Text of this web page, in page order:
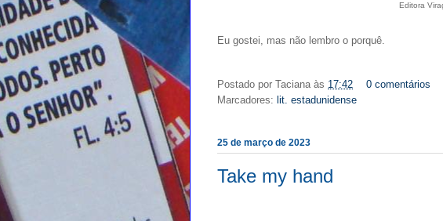
Editora
Eu gostei, mas não lembro o porquê.
Postado por Taciana às 17:42
0 comentários
Marcadores: lit. estadunidense
25 de março de 2023
Take my hand